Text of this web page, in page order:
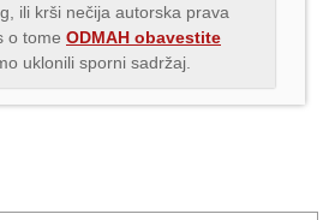
ili krši nečija autorska prava
o tome ODMAH obavestite
uklonili sporni sadržaj.